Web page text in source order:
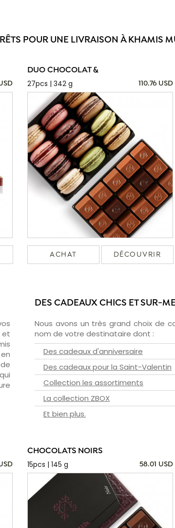
POUR UNE LIVRAISON À KHAMIS
DUO CHOCOLAT &
27pcs | 342 g
110.76 USD
ACHAT DÉCOUVRIR
et
DES CADEAUX CHICS ET SUR-
Nous avons un très grand choix de
nom de votre destinataire dont :
Des cadeaux d'anniversaire
Des cadeaux pour la Saint-Valentin
Collection les assortiments
La collection ZBOX
Et bien plus.
CHOCOLATS NOIRS
15pcs | 145 g
58.01 USD